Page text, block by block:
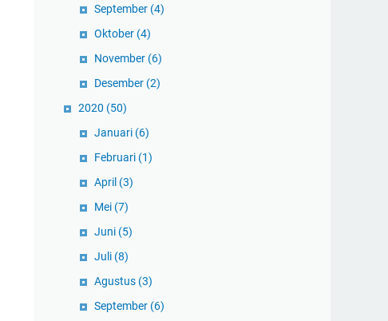
September (4)
Oktober (4)
November (6)
Desember (2)
2020 (50)
Januari (6)
Februari (1)
April (3)
Mei (7)
Juni (5)
Juli (8)
Agustus (3)
September (6)